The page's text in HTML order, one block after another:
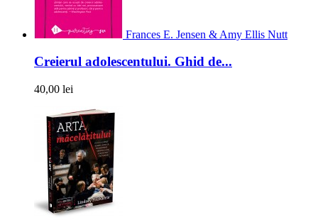
Frances E. Jensen & Amy Ellis Nutt
Creierul adolescentului. Ghid de...
40,00 lei